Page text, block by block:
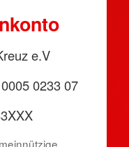
e.V
0233 07